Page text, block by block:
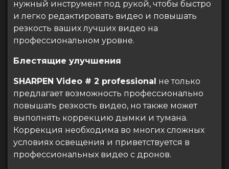
нужный инструмент под рукой, чтобы быстро
и легко редактировать видео и повышать
резкость ваших лучших видео на
профессиональном уровне.
Блестящие улучшения
SHARPEN Video # 2 professional не только
предлагает возможность профессионально
повышать резкость видео, но также может
выполнять коррекцию дымки и тумана.
Коррекция необходима во многих сложных
условиях освещения и приветствуется в
профессиональных видео с дронов.